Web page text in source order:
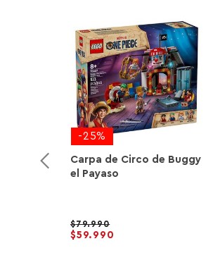
-25%
Carpa de Circo de Buggy
el Payaso
79.990
59.990